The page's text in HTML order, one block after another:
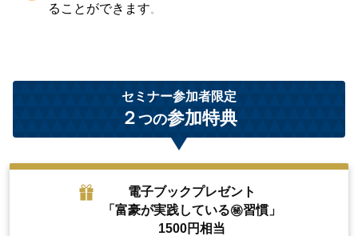
ることができます 。
セミナー参加者限定
２ つの参加特典
電子ブックプレゼント
「富豪が実践している㊙︎習慣」
1500円相当